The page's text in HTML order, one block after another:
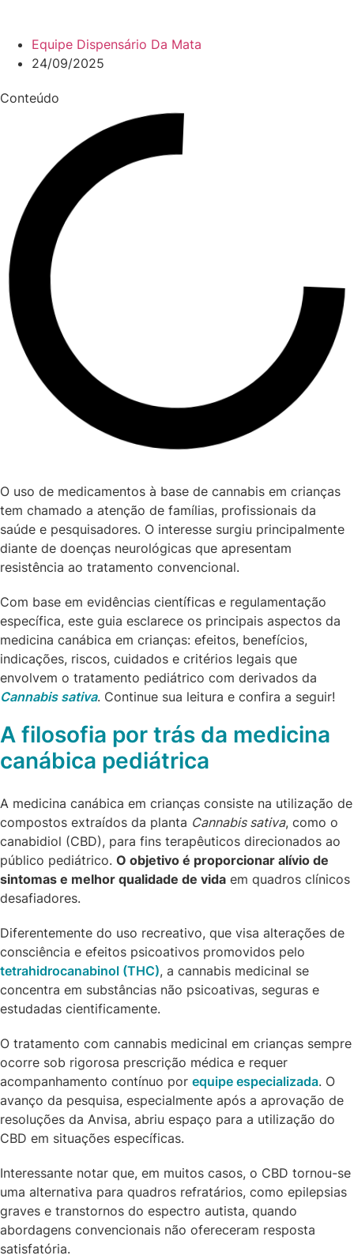
Equipe Dispensário Da Mata
24/09/2025
Conteúdo
O uso de medicamentos à base de cannabis em crianças
tem chamado a atenção de famílias, profissionais da
saúde e pesquisadores. O interesse surgiu principalmente
diante de doenças neurológicas que apresentam
resistência ao tratamento convencional.
Com base em evidências científicas e regulamentação
específica, este guia esclarece os principais aspectos da
medicina canábica em crianças: efeitos, benefícios,
indicações, riscos, cuidados e critérios legais que
envolvem o tratamento pediátrico com derivados da
Cannabis sativa. Continue sua leitura e confira a seguir!
A filosofia por trás da medicina
canábica pediátrica
A medicina canábica em crianças consiste na utilização de
compostos extraídos da planta Cannabis sativa, como o
canabidiol (CBD), para fins terapêuticos direcionados ao
público pediátrico. O objetivo é proporcionar alívio de
sintomas e melhor qualidade de vida em quadros clínicos
desafiadores.
Diferentemente do uso recreativo, que visa alterações de
consciência e efeitos psicoativos promovidos pelo
tetrahidrocanabinol (THC), a cannabis medicinal se
concentra em substâncias não psicoativas, seguras e
estudadas cientificamente.
O tratamento com cannabis medicinal em crianças sempre
ocorre sob rigorosa prescrição médica e requer
acompanhamento contínuo por equipe especializada. O
avanço da pesquisa, especialmente após a aprovação de
resoluções da Anvisa, abriu espaço para a utilização do
CBD em situações específicas.
Interessante notar que, em muitos casos, o CBD tornou-se
uma alternativa para quadros refratários, como epilepsias
graves e transtornos do espectro autista, quando
abordagens convencionais não ofereceram resposta
satisfatória.